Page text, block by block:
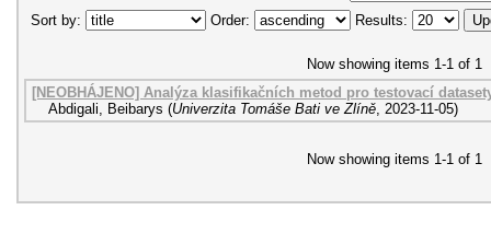
Sort by:
Order: Results:
Now showing items 1-1 of 1
[NEOBHÁJENO] Analýza klasifikačních metod pro testovací
Abdigali, Beibarys (Univerzita Tomáše Bati ve Zlíně, 2023-11-05)
Now showing items 1-1 of 1